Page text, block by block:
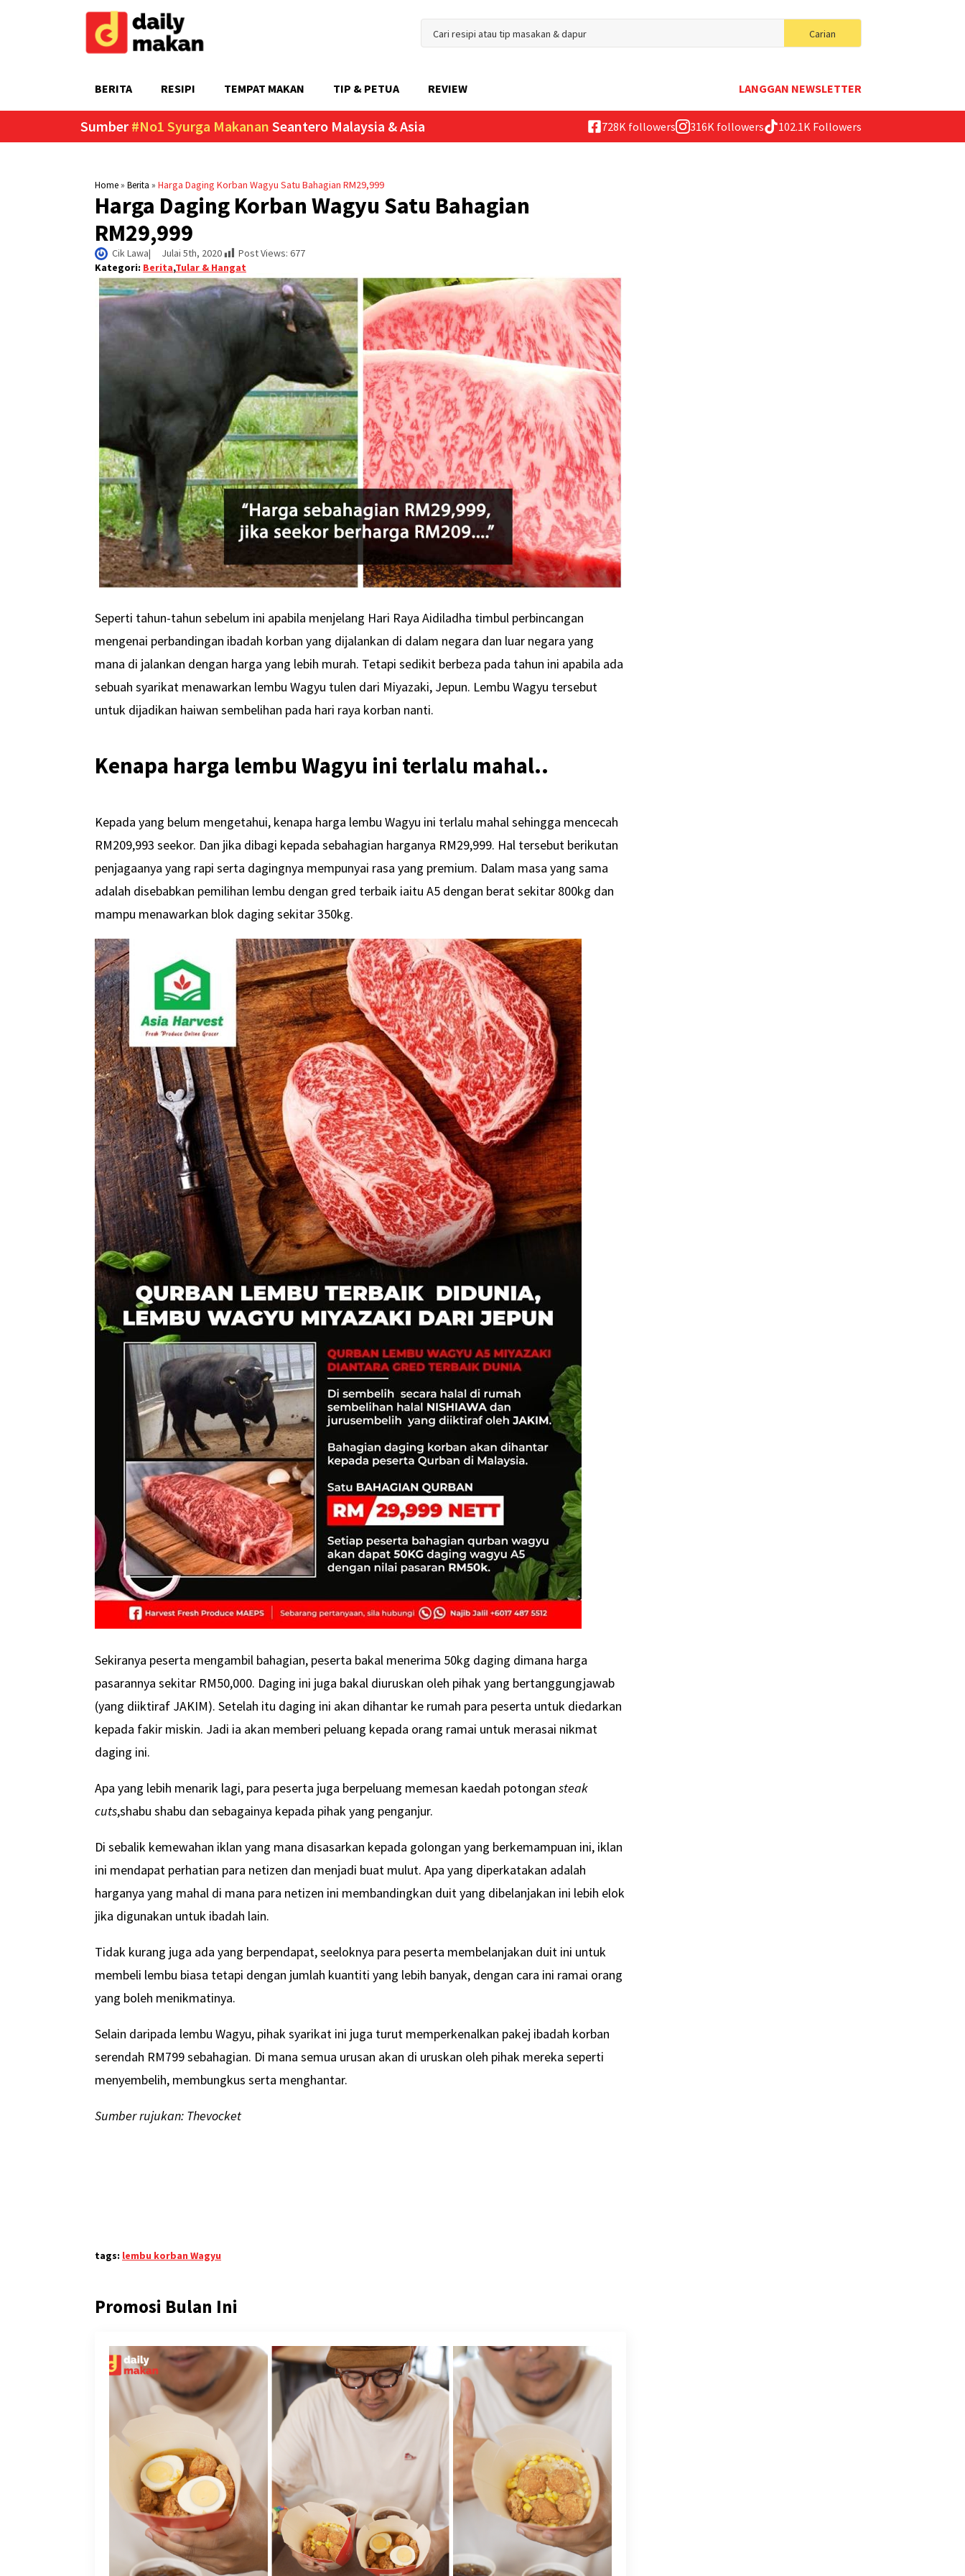
Carian
for:
BERITA RESIPI TEMPAT MAKAN TIP & PETUA REVIEW LANGGAN NEWSLETTER
Sumber #No1 Syurga Makanan Seantero Malaysia & Asia 728K followers 316K followers 102.1K Followers
Home» Berita » Harga Daging Korban Wagyu Satu Bahagian RM29,999
Harga Daging Korban Wagyu Satu Bahagian
RM29,999
Cik Lawa| Julai 5th, 2020 Post Views: 677
Kategori: Berita,Tular & Hangat
Seperti tahun-tahun sebelum ini apabila menjelang Hari Raya Aidiladha timbul perbincangan
mengenai perbandingan ibadah korban yang dijalankan di dalam negara dan luar negara yang
mana di jalankan dengan harga yang lebih murah. Tetapi sedikit berbeza pada tahun ini apabila ada
sebuah syarikat menawarkan lembu Wagyu tulen dari Miyazaki, Jepun. Lembu Wagyu tersebut
untuk dijadikan haiwan sembelihan pada hari raya korban nanti.
Kenapa harga lembu Wagyu ini terlalu mahal..
Kepada yang belum mengetahui, kenapa harga lembu Wagyu ini terlalu mahal sehingga mencecah
RM209,993 seekor. Dan jika dibagi kepada sebahagian harganya RM29,999. Hal tersebut berikutan
penjagaanya yang rapi serta dagingnya mempunyai rasa yang premium. Dalam masa yang sama
adalah disebabkan pemilihan lembu dengan gred terbaik iaitu A5 dengan berat sekitar 800kg dan
mampu menawarkan blok daging sekitar 350kg.
Sekiranya peserta mengambil bahagian, peserta bakal menerima 50kg daging dimana harga
pasarannya sekitar RM50,000. Daging ini juga bakal diuruskan oleh pihak yang bertanggungjawab
(yang diiktiraf JAKIM). Setelah itu daging ini akan dihantar ke rumah para peserta untuk diedarkan
kepada fakir miskin. Jadi ia akan memberi peluang kepada orang ramai untuk merasai nikmat
daging ini.
Apa yang lebih menarik lagi, para peserta juga berpeluang memesan kaedah potongan steak
cuts,shabu shabu dan sebagainya kepada pihak yang penganjur.
Di sebalik kemewahan iklan yang mana disasarkan kepada golongan yang berkemampuan ini, iklan
ini mendapat perhatian para netizen dan menjadi buat mulut. Apa yang diperkatakan adalah
harganya yang mahal di mana para netizen ini membandingkan duit yang dibelanjakan ini lebih elok
jika digunakan untuk ibadah lain.
Tidak kurang juga ada yang berpendapat, seeloknya para peserta membelanjakan duit ini untuk
membeli lembu biasa tetapi dengan jumlah kuantiti yang lebih banyak, dengan cara ini ramai orang
yang boleh menikmatinya.
Selain daripada lembu Wagyu, pihak syarikat ini juga turut memperkenalkan pakej ibadah korban
serendah RM799 sebahagian. Di mana semua urusan akan di uruskan oleh pihak mereka seperti
menyembelih, membungkus serta menghantar.
Sumber rujukan: Thevocket
tags: lembu korban Wagyu
Promosi Bulan Ini